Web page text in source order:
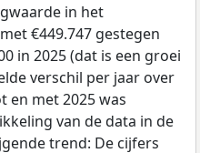
in het
€449.747 gestegen
in 2025 (dat is een groei
verschil per jaar over
en met 2025 was
van de data in de
trend: De cijfers